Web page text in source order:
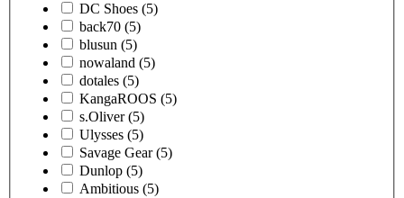
DC Shoes (5)
back70 (5)
blusun (5)
nowaland (5)
dotales (5)
KangaROOS (5)
s.Oliver (5)
Ulysses (5)
Savage Gear (5)
Dunlop (5)
Ambitious (5)